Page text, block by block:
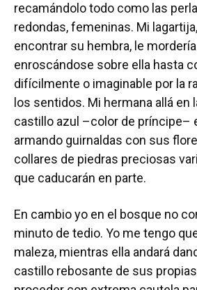
recamándolo todo como las
redondas, femeninas. Mi
encontrar su hembra, le
enroscándose sobre ella hasta
difícilmente o imaginable por la
los sentidos. Mi hermana allá en
castillo azul –color de príncipe–
armando guirnaldas con sus
collares de piedras preciosas
que caducarán en parte.
En cambio yo en el bosque no
minuto de tedio. Yo me tengo
maleza, mientras ella andará
castillo rebosante de sus